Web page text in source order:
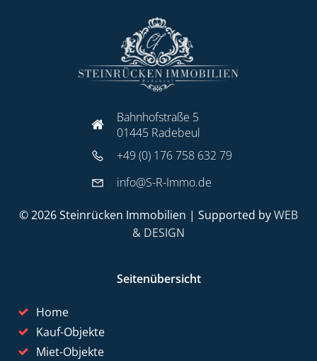
Bahnhofstraße 5
01445 Radebeul
+49 (0) 176 758 632 79
info@S-R-Immo.de
© 2026 Steinrücken Immobilien | Supported byWEB
& DESIGN
Seitenübersicht
Home
Kauf-Objekte
Miet-Objekte